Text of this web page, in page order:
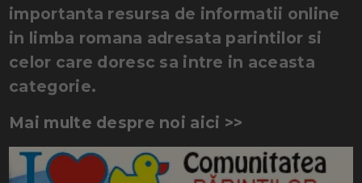
importanta resursa de informatii online
in limba romana adresata parintilor si
celor care doresc sa intre in aceasta
categorie.
Mai multe despre noi aici >>